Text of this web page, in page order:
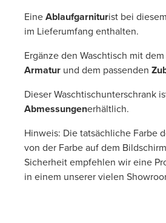
EineAblaufgarniturist bei
im Lieferumfang enthalten.
Ergänze den Waschtisch mit
Armatur und dem passenden
Dieser Waschtischunterschrank
Abmessungenerhältlich.
Hinweis: Die tatsächliche Farbe
von der Farbe auf dem
Sicherheit empfehlen wir eine
in einem unserer vielen